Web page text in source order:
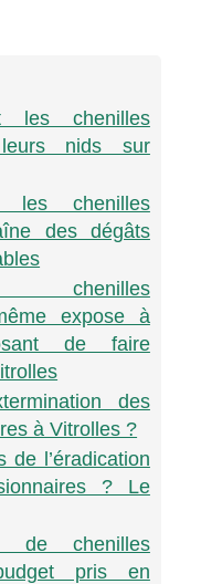
les chenilles
leurs nids sur
les chenilles
des dégâts
chenilles
expose à
de faire
des
à Vitrolles ?
de l’éradication
? Le
de chenilles
pris en